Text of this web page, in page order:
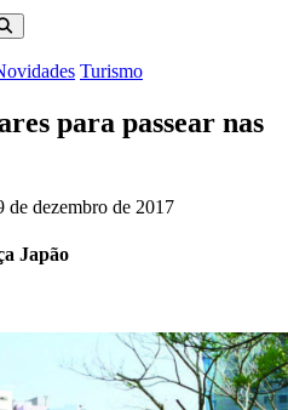
Turismo
para passear nas
de dezembro de 2017
Japão